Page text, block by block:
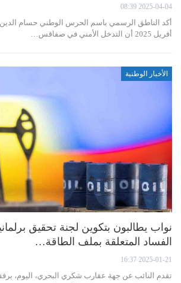
2025-04-04 08:39
أفريل 2025 أن التدخل الأمني في صفاقس…
الأخبار الوطنية
نواب يطالبون بتكوين لجنة تحقيق
الفساد المتعلقة بملف الطاقة…
2025-01-21 16:37